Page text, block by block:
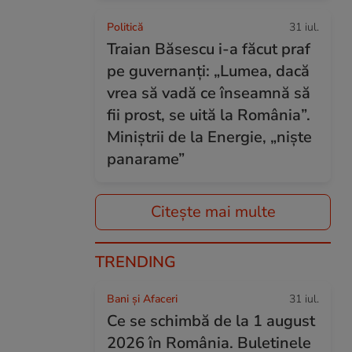
Politică 31 iul.
Traian Băsescu i-a făcut praf
pe guvernanți: „Lumea, dacă
vrea să vadă ce înseamnă să
fii prost, se uită la România”.
Miniștrii de la Energie, „niște
panarame”
Citește mai multe
TRENDING
Bani și Afaceri 31 iul.
Ce se schimbă de la 1 august
2026 în România. Buletinele